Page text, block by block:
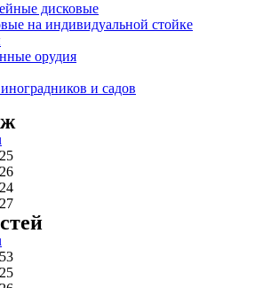
дисковые
на индивидуальной стойке
орудия
и садов